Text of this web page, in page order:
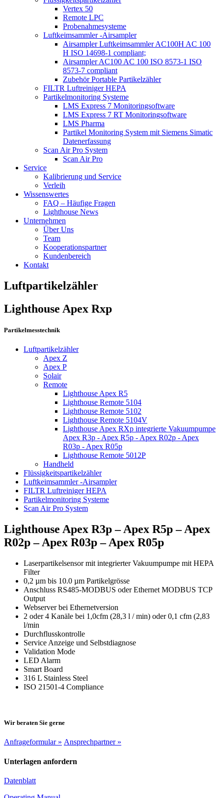
Vertex 50
Remote LPC
Probenahmesysteme
Luftkeimsammler -Airsampler
Airsampler Luftkeimsammler AC100H AC 100
H ISO 14698-1 compliant;
Airsampler AC100 AC 100 ISO 8573-1 ISO
8573-7 compliant
Zubehör Portable Partikelzähler
FILTR Luftreiniger HEPA
Partikelmonitoring Systeme
LMS Express 7 Monitoringsoftware
LMS Express 7 RT Monitoringsoftware
LMS Pharma
Partikel Monitoring System mit Siemens Simatic
Datenerfassung
Scan Air Pro System
Scan Air Pro
Service
Kalibrierung und Service
Verleih
Wissenswertes
FAQ – Häufige Fragen
Lighthouse News
Unternehmen
Über Uns
Team
Kooperationspartner
Kundenbereich
Kontakt
Luftpartikelzähler
Lighthouse Apex Rxp
Partikelmesstechnik
Luftpartikelzähler
Apex Z
Apex P
Solair
Remote
Lighthouse Apex R5
Lighthouse Remote 5104
Lighthouse Remote 5102
Lighthouse Remote 5104V
Lighthouse Apex RXp integrierte Vakuumpumpe
Apex R3p - Apex R5p - Apex R02p - Apex
R03p - Apex R05p
Lighthouse Remote 5012P
Handheld
Flüssigkeitspartikelzähler
Luftkeimsammler -Airsampler
FILTR Luftreiniger HEPA
Partikelmonitoring Systeme
Scan Air Pro System
Lighthouse Apex R3p – Apex R5p – Apex
R02p – Apex R03p – Apex R05p
Laserpartikelsensor mit integrierter Vakuumpumpe mit HEPA
Filter
0,2 µm bis 10.0 µm Partikelgrösse
Anschluss RS485-MODBUS oder Ethernet MODBUS TCP
Output
Webserver bei Ethernetversion
2 oder 4 Kanäle bei 1,0cfm (28,3 l / min) oder 0,1 cfm (2,83
l/min
Durchflusskontrolle
Service Anzeige und Selbstdiagnose
Validation Mode
LED Alarm
Smart Board
316 L Stainless Steel
ISO 21501-4 Compliance
Wir beraten Sie gerne
Anfrageformular » Ansprechpartner »
Unterlagen anfordern
Datenblatt